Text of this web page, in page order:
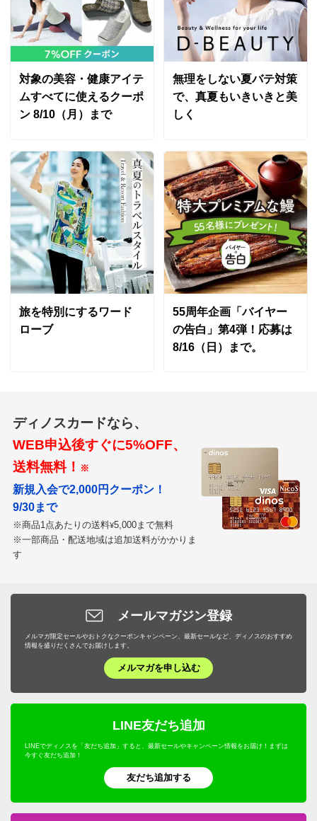
対象の美容・健康アイテ
ムすべてに使えるクーポ
ン 8/10（月）まで
無理をしない夏バテ対策
で、真夏もいきいきと美
しく
旅を特別にするワード
ローブ
55周年企画「バイヤー
の告白」第4弾！応募は
8/16（日）まで。
ディノスカードなら、
WEB申込後すぐに5%OFF、
送料無料！ ※
新規入会で2,000円クーポン！
9/30まで
※商品1点あたりの送料¥5,000まで無料
※一部商品・配送地域は追加送料がかかりま
す
メールマガジン登録
メルマガ限定セールやおトクなクーポンキャンペーン、最新セールなど、ディノスのおすすめ
情報を盛りだくさんでお届けします。
メルマガを申し込む
LINE友だち追加
LINEでディノスを「友だち追加」すると、最新セールやキャンペーン情報をお届け！まずは
今すぐ友だち追加！
友だち追加する